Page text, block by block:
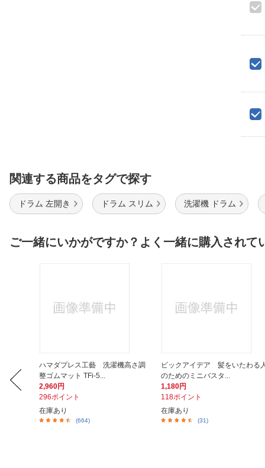
関連する商品をタグで探す
ドラム 左開き ドラム スリム 洗濯機 ドラム
ご一緒にいかがですか？よく一緒に購入されて
ハマダプレス工藝 洗濯機高さ調
整ゴムマット TFi-5...
2,960円
296ポイント
在庫あり
(664)
ビックアイデア 髪をいたわる
のためのミニバスタ...
1,180円
118ポイント
在庫あり
(31)